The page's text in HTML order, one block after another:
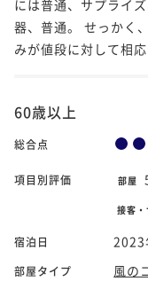
には普通、サプライ
器、普通。 せっかく
みが値段に対して相
60歳以上
総合点
項目別評価 部屋
接客
宿泊日 2023
部屋タイプ
風の